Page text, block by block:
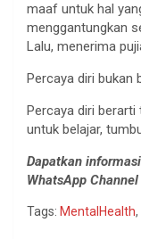
maaf untuk hal
menggantungkan
Lalu, menerima
Percaya diri bukan
Percaya diri
untuk belajar,
Dapatkan
WhatsApp Channel
Tags: MentalHealth,